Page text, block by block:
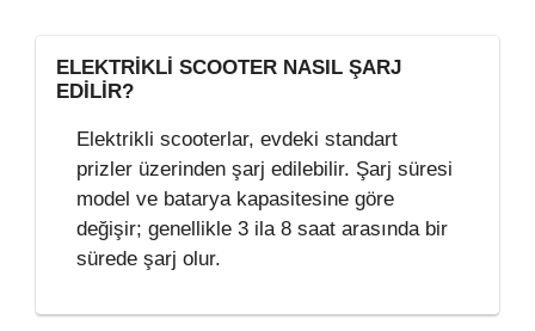
ELEKTRIKLI SCOOTER NASIL ŞARJ
EDILIR?
Elektrikli scooterlar, evdeki standart
prizler üzerinden şarj edilebilir. Şarj süresi
model ve batarya kapasitesine göre
değişir; genellikle 3 ila 8 saat arasında bir
sürede şarj olur.